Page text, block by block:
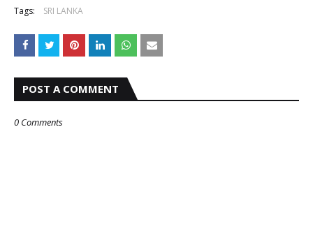
Tags: SRI LANKA
POST A COMMENT
0 Comments